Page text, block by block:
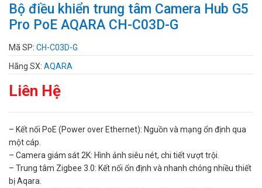
Bộ điều khiển trung tâm Camera Hub G5
Pro PoE AQARA CH-C03D-G
Mã SP: CH-C03D-G
Hãng SX: AQARA
Liên Hệ
– Kết nối PoE (Power over Ethernet): Nguồn và mạng ổn định qua
một cáp.
– Camera giám sát 2K: Hình ảnh siêu nét, chi tiết vượt trội.
– Trung tâm Zigbee 3.0: Kết nối ổn định và nhanh chóng nhiều thiết
bị Aqara.